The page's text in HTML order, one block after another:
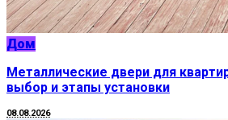
Дом
Металлические двери для
выбор и этапы установки
08.08.2026